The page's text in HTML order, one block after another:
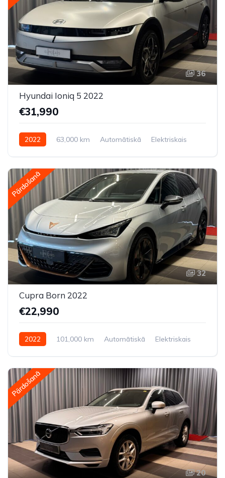
36
Hyundai Ioniq 5 2022
€31,990
2022 63,000 km Automātiskā
Elektriskais
Pārdošanā
32
Cupra Born 2022
€22,990
2022 101,000 km Automātiskā
Elektriskais
Pārdošanā
20